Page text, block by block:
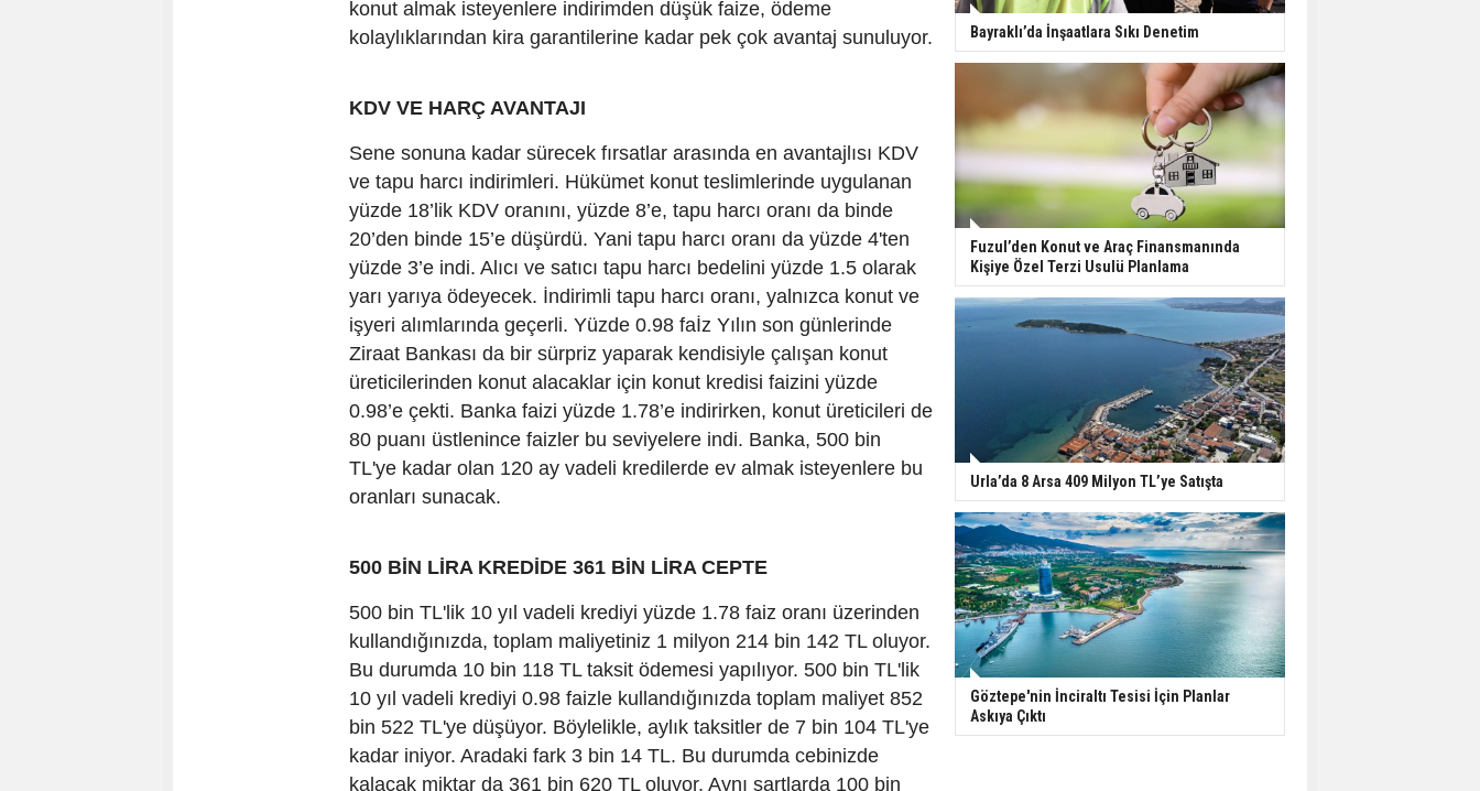
konut almak isteyenlere indirimden düşük faize, ödeme
kolaylıklarından kira garantilerine kadar pek çok avantaj sunuluyor.
KDV VE HARÇ AVANTAJI
Sene sonuna kadar sürecek fırsatlar arasında en avantajlısı KDV
ve tapu harcı indirimleri. Hükümet konut teslimlerinde uygulanan
yüzde 18’lik KDV oranını, yüzde 8’e, tapu harcı oranı da binde
20’den binde 15’e düşürdü. Yani tapu harcı oranı da yüzde 4'ten
yüzde 3’e indi. Alıcı ve satıcı tapu harcı bedelini yüzde 1.5 olarak
yarı yarıya ödeyecek. İndirimli tapu harcı oranı, yalnızca konut ve
işyeri alımlarında geçerli. Yüzde 0.98 faİz Yılın son günlerinde
Ziraat Bankası da bir sürpriz yaparak kendisiyle çalışan konut
üreticilerinden konut alacaklar için konut kredisi faizini yüzde
0.98’e çekti. Banka faizi yüzde 1.78’e indirirken, konut üreticileri de
80 puanı üstlenince faizler bu seviyelere indi. Banka, 500 bin
TL'ye kadar olan 120 ay vadeli kredilerde ev almak isteyenlere bu
oranları sunacak.
500 BİN LİRA KREDİDE 361 BİN LİRA CEPTE
500 bin TL'lik 10 yıl vadeli krediyi yüzde 1.78 faiz oranı üzerinden
kullandığınızda, toplam maliyetiniz 1 milyon 214 bin 142 TL oluyor.
Bu durumda 10 bin 118 TL taksit ödemesi yapılıyor. 500 bin TL'lik
10 yıl vadeli krediyi 0.98 faizle kullandığınızda toplam maliyet 852
bin 522 TL'ye düşüyor. Böylelikle, aylık taksitler de 7 bin 104 TL'ye
kadar iniyor. Aradaki fark 3 bin 14 TL. Bu durumda cebinizde
kalacak miktar da 361 bin 620 TL oluyor. Aynı şartlarda 100 bin
İkinci El Konut Fiyatları
İspanya'da Bir Yılda
Yüzde 16,2 Arttı
Konut Satışları Güçlü
Seyrini Korudu Yabancıya
Satış Geriledi
Bayraklı’da İnşaatlara Sıkı Denetim
Fuzul’den Konut ve Araç Finansmanında
Kişiye Özel Terzi Usulü Planlama
Urla’da 8 Arsa 409 Milyon TL’ye Satışta
Göztepe'nin İnciraltı Tesisi İçin Planlar
Askıya Çıktı